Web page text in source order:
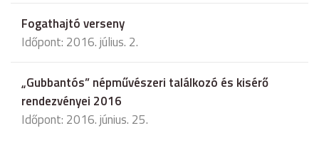
Fogathajtó verseny
Időpont: 2016. július. 2.
„Gubbantós” népművészeri találkozó és kisérő
rendezvényei 2016
Időpont: 2016. június. 25.